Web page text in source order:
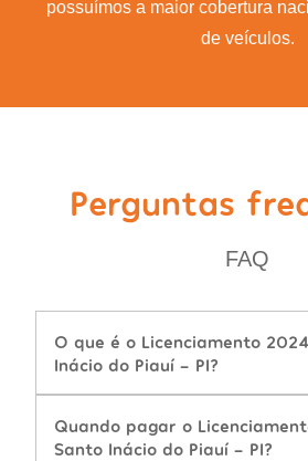
possuímos a maior cobertura
de veículos.
Perguntas
FAQ
O que é o Licenciamento
Inácio do Piauí - PI?
Quando pagar o
Santo Inácio do Piauí - PI?